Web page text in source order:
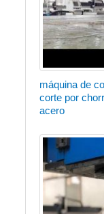
máquina de
corte por
acero